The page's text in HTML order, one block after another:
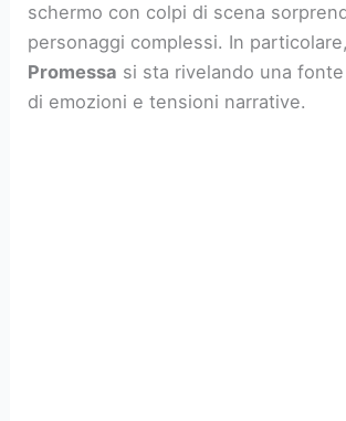
schermo con colpi di scena
personaggi complessi. In particolare,
Promessa si sta rivelando una
di emozioni e tensioni narrative.